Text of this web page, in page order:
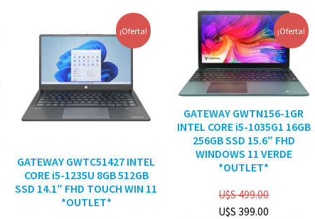
¡Oferta!
GATEWAY GWTC51427 INTEL
CORE i5-1235U 8GB 512GB
SSD 14.1″ FHD TOUCH WIN 11
*OUTLET*
¡Oferta!
GATEWAY GWTN156-1GR
INTEL CORE i5-1035G1 16GB
256GB SSD 15.6″ FHD
WINDOWS 11 VERDE
*OUTLET*
U$S499.00
U$S 399.00